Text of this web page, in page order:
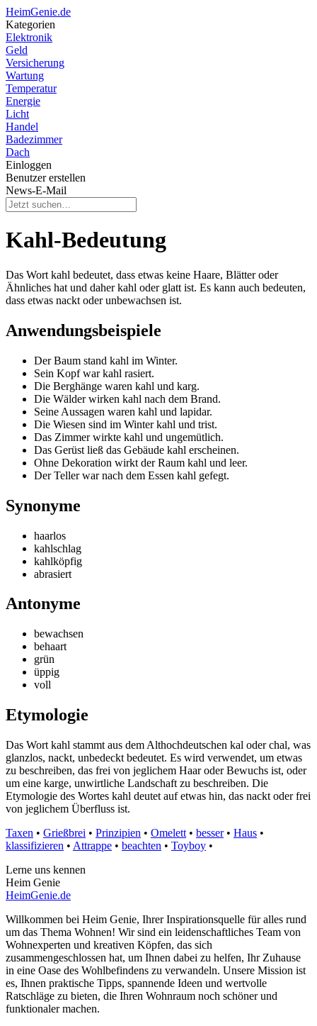
HeimGenie.de
Kategorien
Elektronik
Geld
Versicherung
Wartung
Temperatur
Energie
Licht
Handel
Badezimmer
Dach
Einloggen
Benutzer erstellen
News-E-Mail
Kahl-Bedeutung
Das Wort kahl bedeutet, dass etwas keine Haare, Blätter oder
Ähnliches hat und daher kahl oder glatt ist. Es kann auch bedeuten,
dass etwas nackt oder unbewachsen ist.
Anwendungsbeispiele
Der Baum stand kahl im Winter.
Sein Kopf war kahl rasiert.
Die Berghänge waren kahl und karg.
Die Wälder wirken kahl nach dem Brand.
Seine Aussagen waren kahl und lapidar.
Die Wiesen sind im Winter kahl und trist.
Das Zimmer wirkte kahl und ungemütlich.
Das Gerüst ließ das Gebäude kahl erscheinen.
Ohne Dekoration wirkt der Raum kahl und leer.
Der Teller war nach dem Essen kahl gefegt.
Synonyme
haarlos
kahlschlag
kahlköpfig
abrasiert
Antonyme
bewachsen
behaart
grün
üppig
voll
Etymologie
Das Wort kahl stammt aus dem Althochdeutschen kal oder chal, was
glanzlos, nackt, unbedeckt bedeutet. Es wird verwendet, um etwas
zu beschreiben, das frei von jeglichem Haar oder Bewuchs ist, oder
um eine karge, unwirtliche Landschaft zu beschreiben. Die
Etymologie des Wortes kahl deutet auf etwas hin, das nackt oder frei
von jeglichem Überfluss ist.
Taxen • Grießbrei • Prinzipien • Omelett • besser• Haus •
klassifizieren • Attrappe • beachten • Toyboy •
Lerne uns kennen
Heim Genie
HeimGenie.de
Willkommen bei Heim Genie, Ihrer Inspirationsquelle für alles rund
um das Thema Wohnen! Wir sind ein leidenschaftliches Team von
Wohnexperten und kreativen Köpfen, das sich
zusammengeschlossen hat, um Ihnen dabei zu helfen, Ihr Zuhause
in eine Oase des Wohlbefindens zu verwandeln. Unsere Mission ist
es, Ihnen praktische Tipps, spannende Ideen und wertvolle
Ratschläge zu bieten, die Ihren Wohnraum noch schöner und
funktionaler machen.